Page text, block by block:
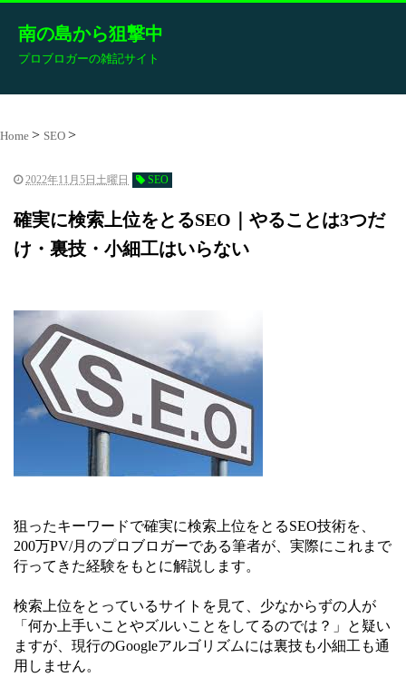
南の島から狙撃中
プロブロガーの雑記サイト
Home SEO
2022年11月5日土曜日 SEO
確実に検索上位をとるSEO｜やることは3つだ
け・裏技・小細工はいらない
狙ったキーワードで確実に検索上位をとるSEO技術を、
200万PV/月のプロブロガーである筆者が、実際にこれまで
行ってきた経験をもとに解説します。
検索上位をとっているサイトを見て、少なからずの人が
「何か上手いことやズルいことをしてるのでは？」と疑い
ますが、現行のGoogleアルゴリズムには裏技も小細工も通
用しません。